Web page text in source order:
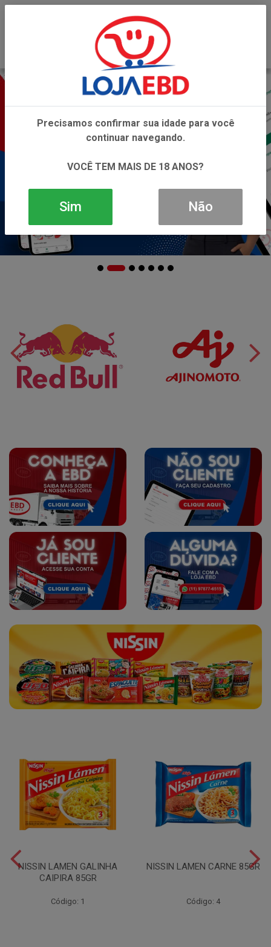
NISSIN LAMEN GALINHA
CAIPIRA 85GR
Código: 1
NISSIN LAMEN CARNE 85GR
Código: 4
Precisamos confirmar sua idade para você
continuar navegando.
VOCÊ TEM MAIS DE 18 ANOS?
Sim Não